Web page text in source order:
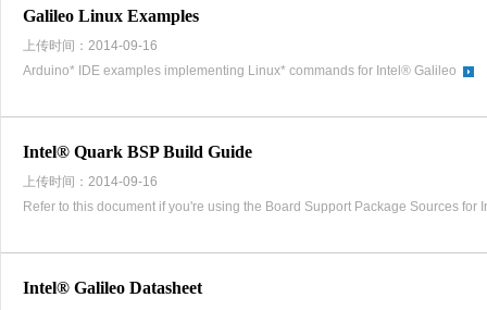
Galileo Linux Examples
上传时间：2014-09-16
Arduino* IDE examples implementing Linux* commands for Intel® Galileo
Intel® Quark BSP Build Guide
上传时间：2014-09-16
Refer to this document if you're using the Board Support Package Sources for
Intel® Galileo Datasheet